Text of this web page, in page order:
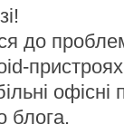
до
блога.